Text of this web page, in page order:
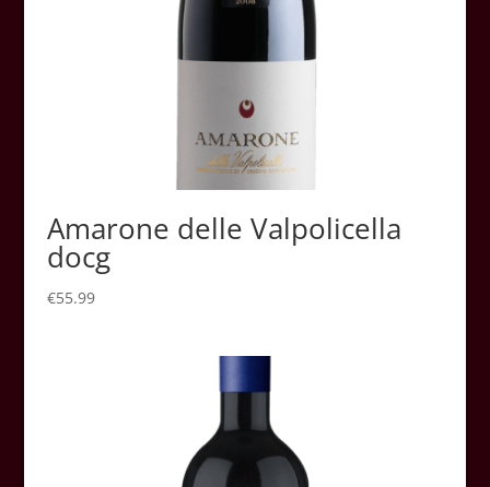
Amarone delle Valpolicella
docg
€55.99